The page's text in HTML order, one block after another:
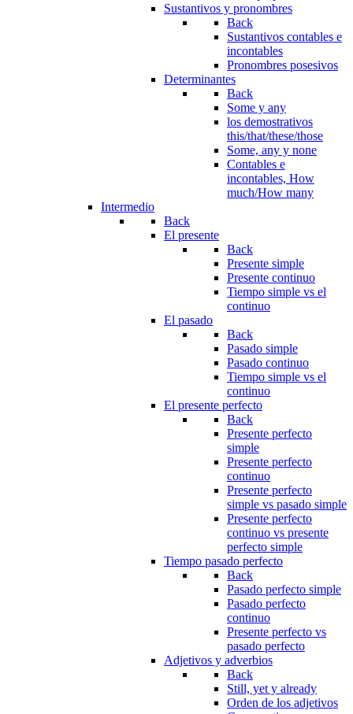
Sustantivos y pronombres
Back
Sustantivos contables e
incontables
Pronombres posesivos
Determinantes
Back
Some y any
los demostrativos
this/that/these/those
Some, any y none
Contables e
incontables, How
much/How many
Intermedio
Back
El presente
Back
Presente simple
Presente continuo
Tiempo simple vs el
continuo
El pasado
Back
Pasado simple
Pasado continuo
Tiempo simple vs el
continuo
El presente perfecto
Back
Presente perfecto
simple
Presente perfecto
continuo
Presente perfecto
simple vs pasado simple
Presente perfecto
continuo vs presente
perfecto simple
Tiempo pasado perfecto
Back
Pasado perfecto simple
Pasado perfecto
continuo
Presente perfecto vs
pasado perfecto
Adjetivos y adverbios
Back
Still, yet y already
Orden de los adjetivos